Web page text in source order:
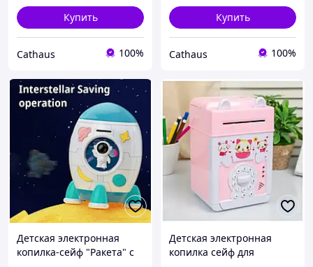
Купить
Cathaus 100%
Купить
Cathaus 100%
Детская электронная
копилка-сейф "Ракета" с
Детская электронная
копилка сейф для